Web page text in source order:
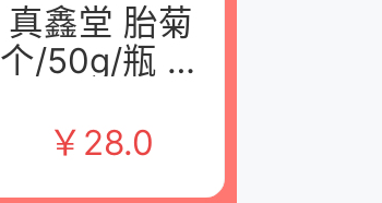
真鑫堂 胎菊
个/50g/瓶 江
饮片有限公司
￥ 28.0